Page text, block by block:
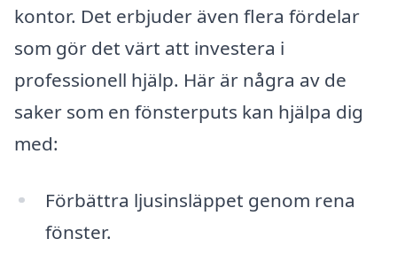
kontor. Det erbjuder även flera fördelar
som gör det värt att investera i
professionell hjälp. Här är några av de
saker som en fönsterputs kan hjälpa dig
med:
Förbättra ljusinsläppet genom rena
fönster.